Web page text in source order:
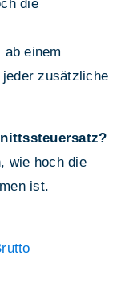
die
einem
jeder zusätzliche
wie hoch die
ist.